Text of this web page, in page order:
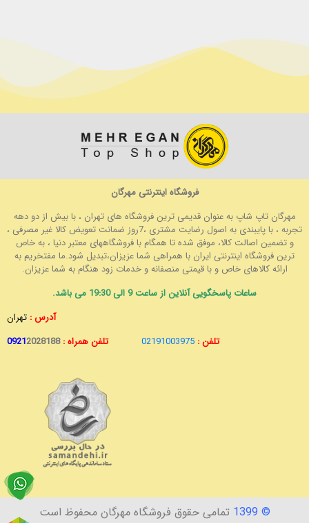
فروشگاه اینترنتی مهرگان
مهرگان تاپ شاپ به عنوان قدیمی ترین فروشگاه های تهران ، با بیش از دو دهه
تجربه ، با پایبندی به اصول رضایت مشتری ،7روز ضمانت تعویض کالا غیر مصرفی ،
و تضمین اصالت کالا، موفق شده تا همگام با فروشگاههای معتبر دنیا ، به خاص
ترین فروشگاه اینترنتی ایران با همراهی شما عزیزان،تبدیل شود.ما مفتخریم به
ارائه کالاهای خاص و با قیمتی منصفانه و خدمات زود هنگام به شما عزیزان.
ساعات پاسخگویی آنلاین از ساعت 9 الی 19:30 می باشد.
آدرس : تهران
تلفن : 02191003975 تلفن همراه : 09212028188
© 1399 تمامی حقوق فروشگاه مهرگان محفوظ است